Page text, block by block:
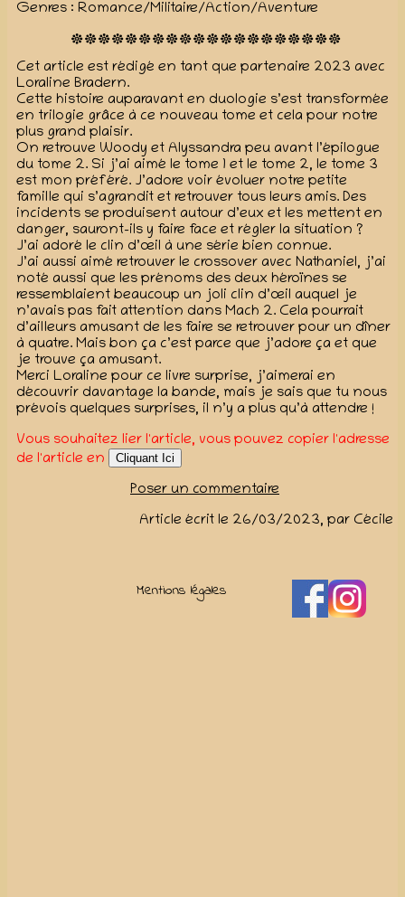
Genres : Romance/Militaire/Action/Aventure
Cet article est rédigé en tant que partenaire 2023 avec
Loraline Bradern.
Cette histoire auparavant en duologie s’est transformée
en trilogie grâce à ce nouveau tome et cela pour notre
plus grand plaisir.
On retrouve Woody et Alyssandra peu avant l’épilogue
du tome 2. Si j’ai aimé le tome 1 et le tome 2, le tome 3
est mon préféré. J’adore voir évoluer notre petite
famille qui s’agrandit et retrouver tous leurs amis. Des
incidents se produisent autour d’eux et les mettent en
danger, sauront-ils y faire face et régler la situation ?
J’ai adoré le clin d’œil à une série bien connue.
J’ai aussi aimé retrouver le crossover avec Nathaniel, j’ai
noté aussi que les prénoms des deux héroïnes se
ressemblaient beaucoup un joli clin d’œil auquel je
n’avais pas fait attention dans Mach 2. Cela pourrait
d’ailleurs amusant de les faire se retrouver pour un dîner
à quatre. Mais bon ça c’est parce que j’adore ça et que
je trouve ça amusant.
Merci Loraline pour ce livre surprise, j’aimerai en
découvrir davantage la bande, mais je sais que tu nous
prévois quelques surprises, il n’y a plus qu’à attendre !
Vous souhaitez lier l'article, vous pouvez copier l'adresse
de l'article en
Cliquant Ici
Poser un commentaire
Article écrit le 26/03/2023, par Cécile
Mentions légales